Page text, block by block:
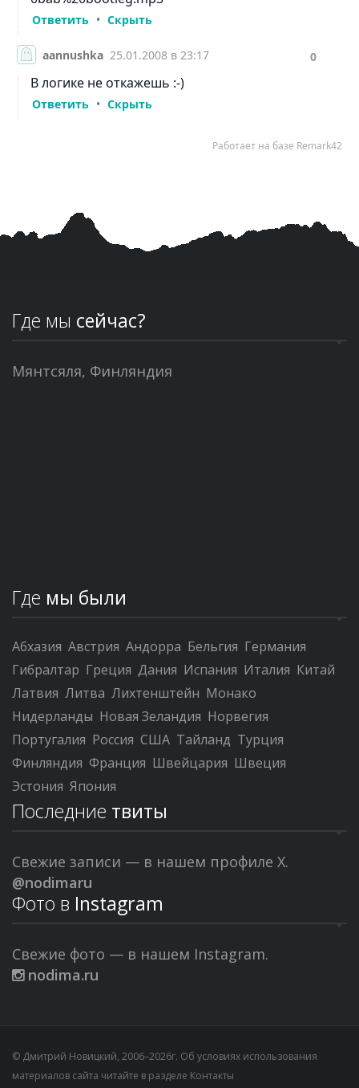
Где мы сейчас?
Мянтсяля, Финляндия
Где мы были
Абхазия Австрия Андорра Бельгия Германия
Гибралтар Греция Дания Испания Италия Китай
Латвия Литва Лихтенштейн Монако
Нидерланды Новая Зеландия Норвегия
Португалия Россия США Тайланд Турция
Финляндия Франция Швейцария Швеция
Эстония Япония
Последние твиты
Свежие записи — в нашем профиле X.
@nodimaru
Фото в Instagram
Свежие фото — в нашем Instagram.
nodima.ru
© Дмитрий Новицкий, 2006–2026г. Об условиях использования
материалов сайта читайте в разделе Контакты